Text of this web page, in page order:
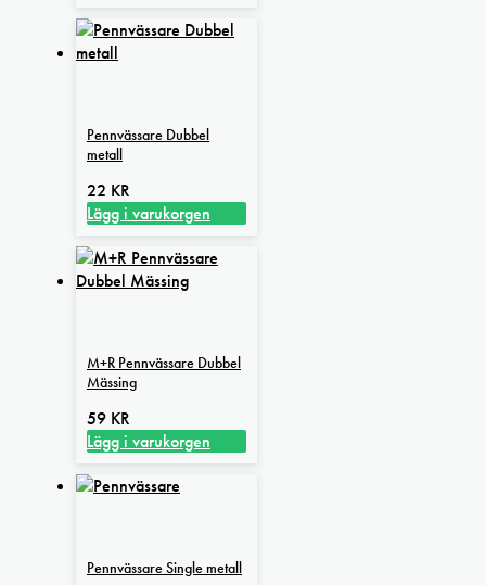
Pennvässare Dubbel
metall
22 KR
Lägg i varukorgen
M+R Pennvässare Dubbel
Mässing
59 KR
Lägg i varukorgen
Pennvässare Single metall